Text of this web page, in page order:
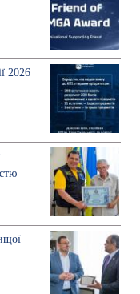
2026